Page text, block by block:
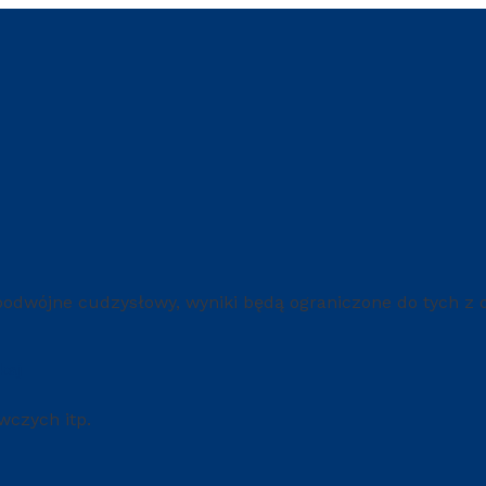
cudzysłowy, wyniki będą ograniczone do tych z
itp.